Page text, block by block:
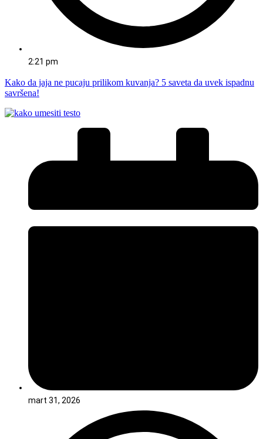
2:21 pm
Kako da jaja ne pucaju prilikom kuvanja? 5 saveta da uvek ispadnu
savršena!
mart 31, 2026